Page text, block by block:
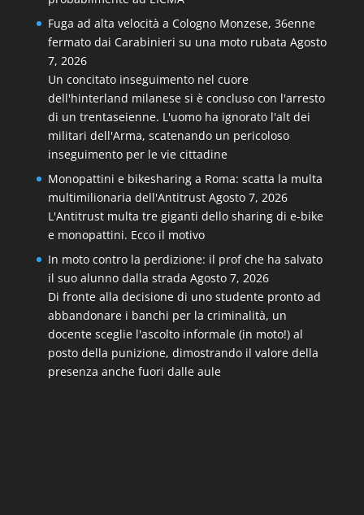
Fuga ad alta velocità a Cologno Monzese, 36enne
fermato dai Carabinieri su una moto rubata Agosto
7, 2026
Un concitato inseguimento nel cuore
dell'hinterland milanese si è concluso con l'arresto
di un trentaseienne. L'uomo ha ignorato l'alt dei
militari dell'Arma, scatenando un pericoloso
inseguimento per le vie cittadine
Monopattini e bikesharing a Roma: scatta la multa
multimilionaria dell'Antitrust Agosto 7, 2026
L'Antitrust multa tre giganti dello sharing di e-bike
e monopattini. Ecco il motivo
In moto contro la perdizione: il prof che ha salvato
il suo alunno dalla strada Agosto 7, 2026
Di fronte alla decisione di uno studente pronto ad
abbandonare i banchi per la criminalità, un
docente sceglie l'ascolto informale (in moto!) al
posto della punizione, dimostrando il valore della
presenza anche fuori dalle aule